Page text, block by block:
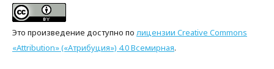
Это произведение доступно по лицензии Creative Commons
«Attribution» («Атрибуция») 4.0 Всемирная.